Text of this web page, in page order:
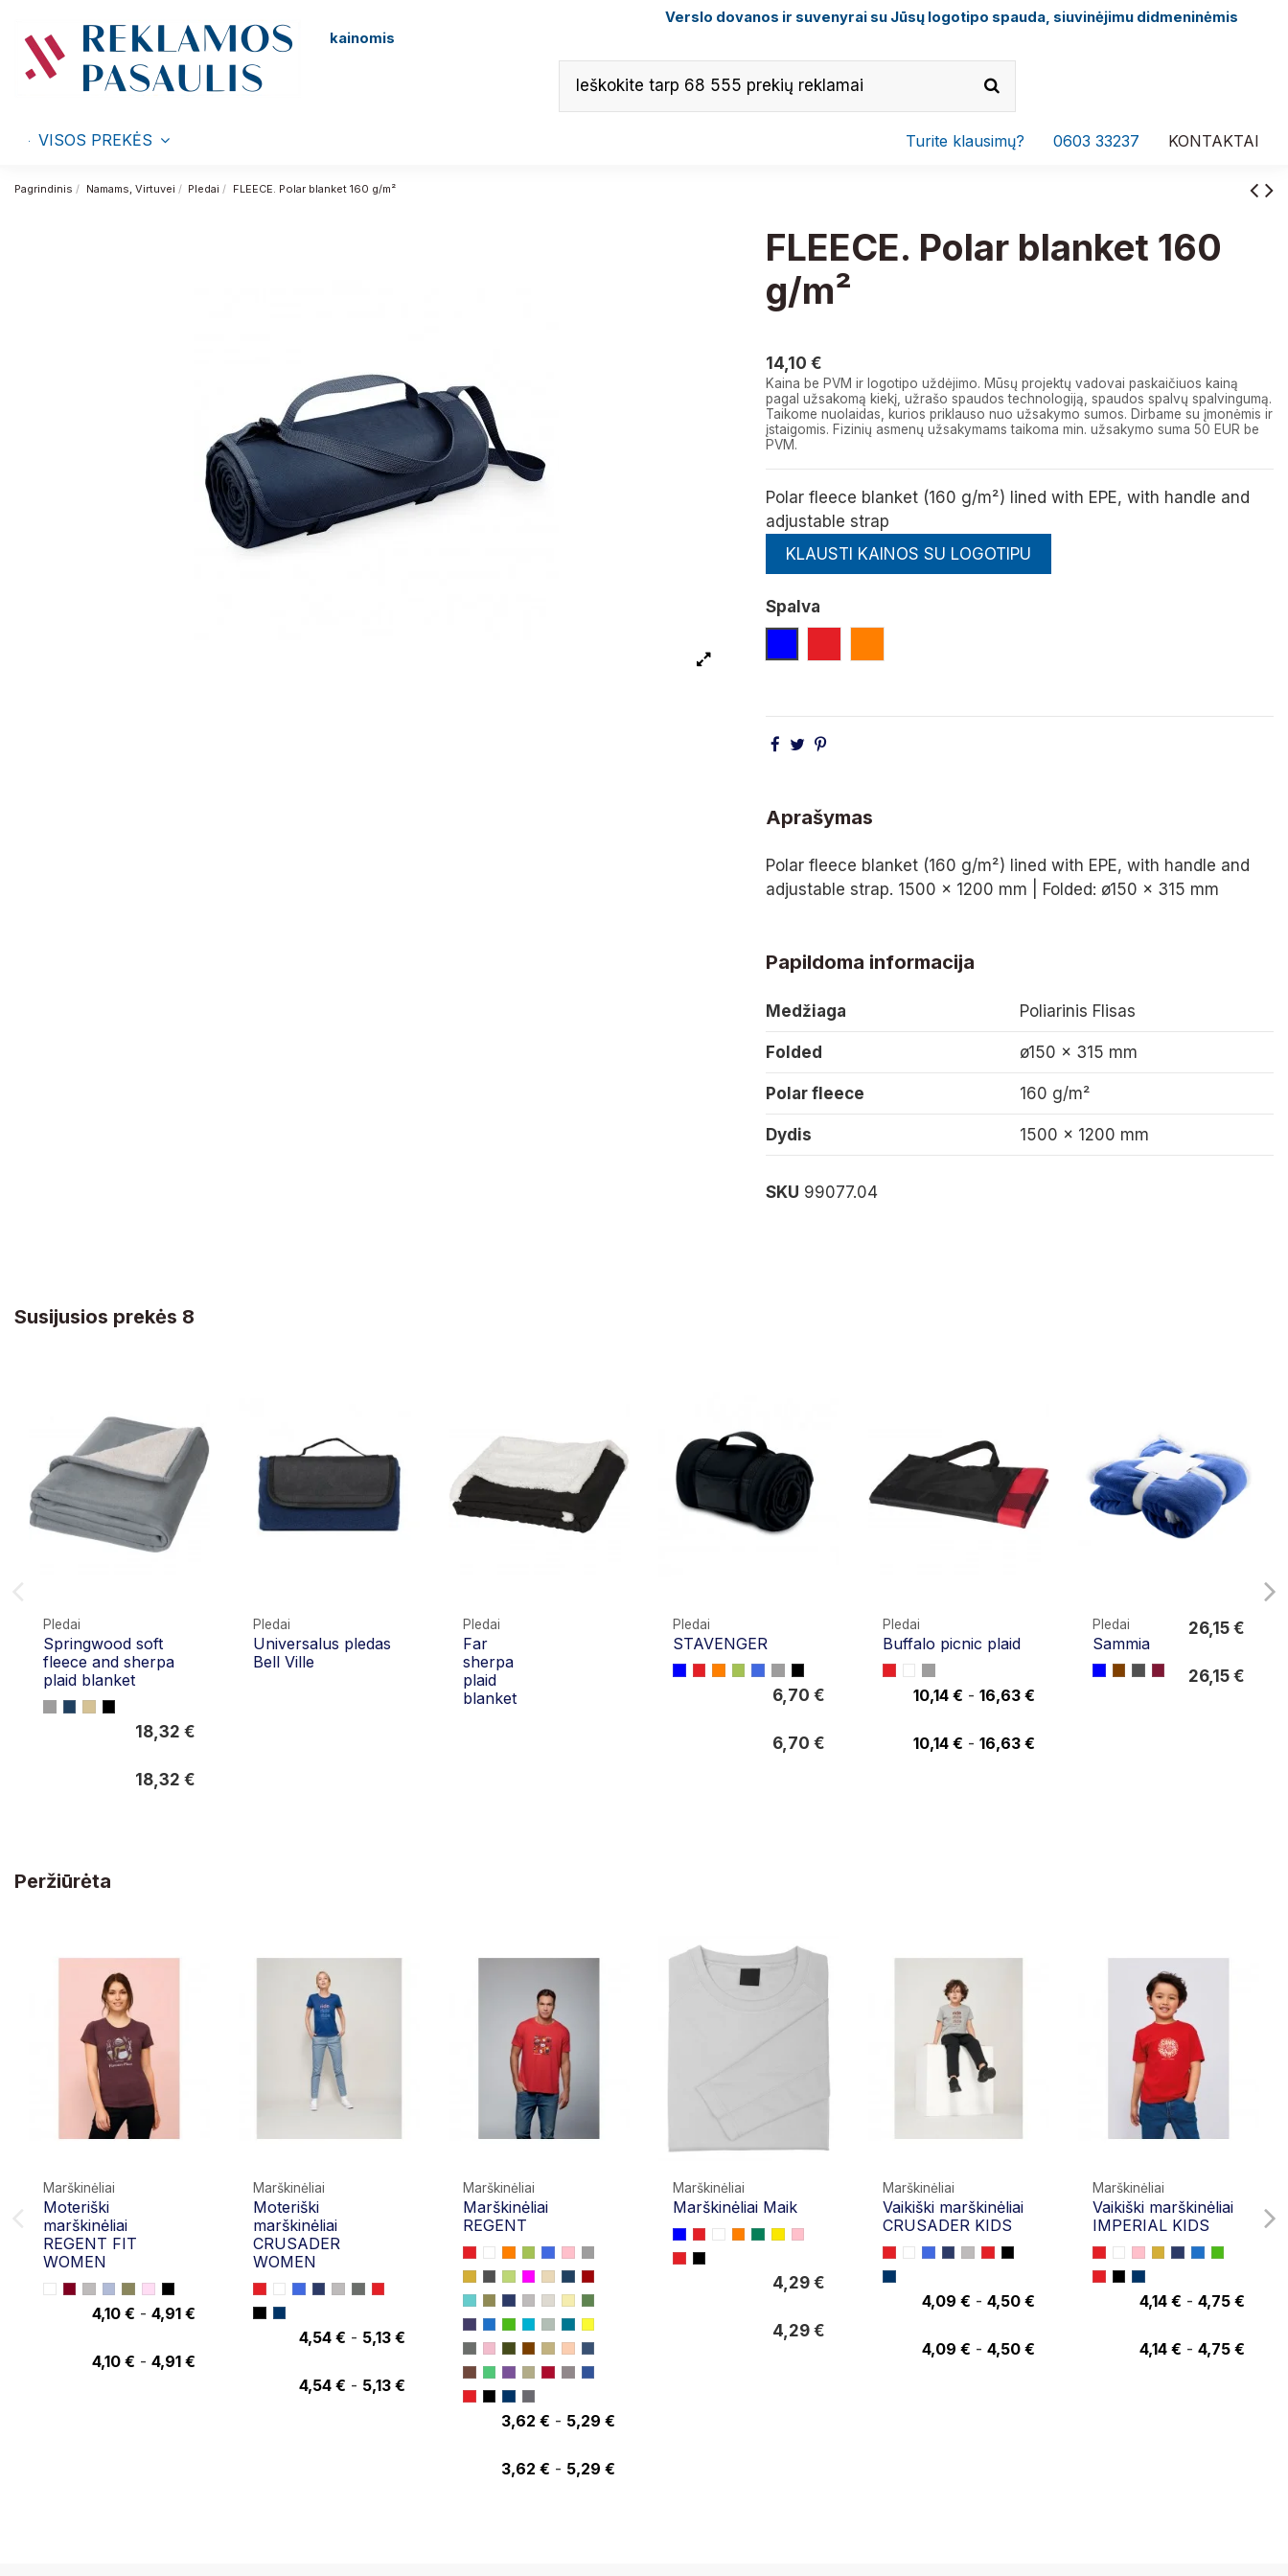
Verslo dovanos ir suvenyrai su Jūsų logotipo spauda, siuvinėjimu didmeninėmis
kainomis
VISOS PREKĖS KONTAKTAI
0603 33237
Turite klausimų?
Pagrindinis Namams, Virtuvei Pledai FLEECE. Polar blanket 160 g/m²
FLEECE. Polar blanket 160
g/m²
14,10 €
Kaina be PVM ir logotipo uždėjimo. Mūsų projektų vadovai paskaičiuos kainą
pagal užsakomą kiekį, užrašo spaudos technologiją, spaudos spalvų spalvingumą.
Taikome nuolaidas, kurios priklauso nuo užsakymo sumos. Dirbame su įmonėmis ir
įstaigomis. Fizinių asmenų užsakymams taikoma min. užsakymo suma 50 EUR be
PVM.
Polar fleece blanket (160 g/m²) lined with EPE, with handle and
adjustable strap
KLAUSTI KAINOS SU LOGOTIPU
Spalva
Aprašymas
Polar fleece blanket (160 g/m²) lined with EPE, with handle and
adjustable strap. 1500 x 1200 mm | Folded: ø150 x 315 mm
Papildoma informacija
Medžiaga Poliarinis Flisas
Folded ø150 x 315 mm
Polar fleece 160 g/m²
Dydis 1500 x 1200 mm
SKU 99077.04
Susijusios prekės 8
Pledai
Springwood soft
fleece and sherpa
plaid blanket
18,32 €
18,32 €
Pledai
Universalus pledas
Bell Ville
Pledai
Far
sherpa
plaid
blanket
Pledai
STAVENGER
6,70 €
6,70 €
Pledai
Buffalo picnic plaid
10,14 € - 16,63 €
10,14 € - 16,63 €
Pledai
Sammia
26,15 €
26,15 €
Peržiūrėta
Marškinėliai
Moteriški
marškinėliai
REGENT FIT
WOMEN
4,10 € - 4,91 €
4,10 € - 4,91 €
Marškinėliai
Moteriški
marškinėliai
CRUSADER
WOMEN
4,54 € - 5,13 €
4,54 € - 5,13 €
Marškinėliai
Marškinėliai
REGENT
3,62 € - 5,29 €
3,62 € - 5,29 €
Marškinėliai
Marškinėliai Maik
4,29 €
4,29 €
Marškinėliai
Vaikiški marškinėliai
CRUSADER KIDS
4,09 € - 4,50 €
4,09 € - 4,50 €
Marškinėliai
Vaikiški marškinėliai
IMPERIAL KIDS
4,14 € - 4,75 €
4,14 € - 4,75 €